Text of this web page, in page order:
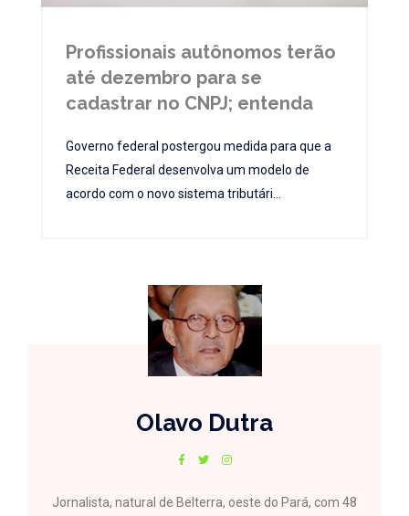
Profissionais autônomos terão
até dezembro para se
cadastrar no CNPJ; entenda
Governo federal postergou medida para que a
Receita Federal desenvolva um modelo de
acordo com o novo sistema tributári...
Olavo Dutra
Jornalista, natural de Belterra, oeste do Pará, com 48